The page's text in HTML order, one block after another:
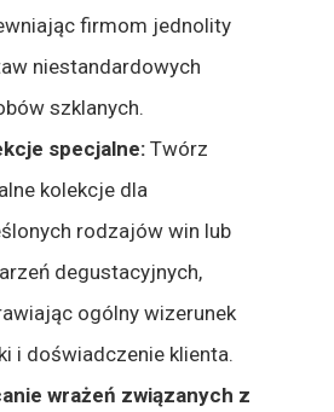
firmom jednolity
niestandardowych
szklanych.
specjalne: Twórz
kolekcje dla
rodzajów win lub
degustacyjnych,
ogólny wizerunek
i doświadczenie klienta.
wrażeń związanych z